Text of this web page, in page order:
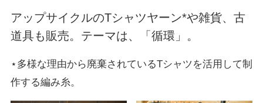
アップサイクルのTシャツヤーン*や雑貨、古
道具も販売。テーマは、「循環」。
⋆多様な理由から廃棄されているTシャツを活用して制
作する編み糸。